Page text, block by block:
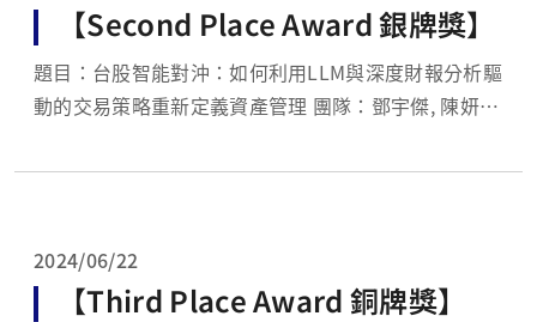
【Second Place Award 銀牌獎】
題目：台股智能對沖：如何利用LLM與深度財報分析驅
動的交易策略重新定義資產管理 團隊：鄧宇傑, 陳妍
2024/06/22
【Third Place Award 銅牌獎】